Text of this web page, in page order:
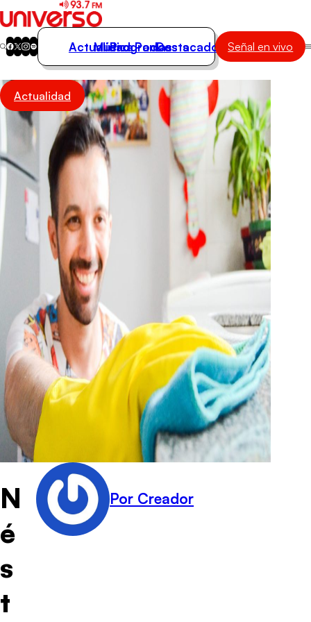
Actualidad
Música
Programas
Podcasts
Destacados
Actualidad
Música
Programas
Podcasts
Destacados Señal en vivo
Actualidad
N
é
s
t
Por Creador